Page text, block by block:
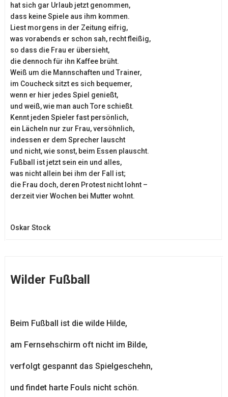
hat sich gar Urlaub jetzt genommen,
dass keine Spiele aus ihm kommen.
Liest morgens in der Zeitung eifrig,
was vorabends er schon sah, recht fleißig,
so dass die Frau er übersieht,
die dennoch für ihn Kaffee brüht.
Weiß um die Mannschaften und Trainer,
im Coucheck sitzt es sich bequemer,
wenn er hier jedes Spiel genießt,
und weiß, wie man auch Tore schießt.
Kennt jeden Spieler fast persönlich,
ein Lächeln nur zur Frau, versöhnlich,
indessen er dem Sprecher lauscht
und nicht, wie sonst, beim Essen plauscht.
Fußball ist jetzt sein ein und alles,
was nicht allein bei ihm der Fall ist;
die Frau doch, deren Protest nicht lohnt –
derzeit vier Wochen bei Mutter wohnt.
Oskar Stock
Wilder Fußball
Beim Fußball ist die wilde Hilde,
am Fernsehschirm oft nicht im Bilde,
verfolgt gespannt das Spielgeschehn,
und findet harte Fouls nicht schön.